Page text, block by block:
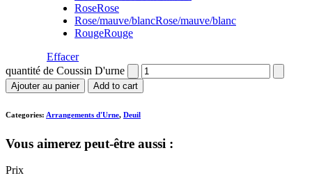
RoseRose
Rose/mauve/blancRose/mauve/blanc
RougeRouge
Effacer
quantité de Coussin D'urne
Ajouter au panier Add to cart
Categories: Arrangements d'Urne, Deuil
Vous aimerez peut-être aussi :
Prix